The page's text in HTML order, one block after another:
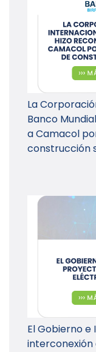
La
Banco
a Camacol
construcción
El Gobierno